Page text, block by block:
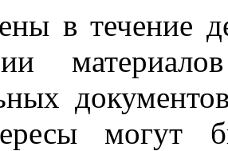
в течение
могут